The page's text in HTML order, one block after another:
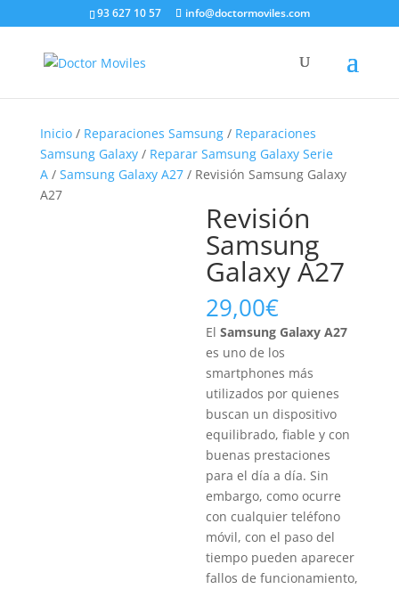
93 627 10 57 info@doctormoviles.com
Inicio/ Reparaciones Samsung/ Reparaciones
Samsung Galaxy/ Reparar Samsung Galaxy Serie
A/ Samsung Galaxy A27/ Revisión Samsung Galaxy
A27
Revisión
Samsung
Galaxy A27
29,00€
ElSamsung Galaxy A27
es uno de los
smartphones más
utilizados por quienes
buscan un dispositivo
equilibrado, fiable y con
buenas prestaciones
para el día a día. Sin
embargo, como ocurre
con cualquier teléfono
móvil, con el paso del
tiempo pueden aparecer
fallos de funcionamiento,